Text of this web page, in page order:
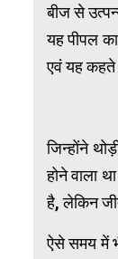
बीज से
यह पीपल
एवं यह कहते
जिन्होंने
होने वाला
है, लेकिन
ऐसे समय में